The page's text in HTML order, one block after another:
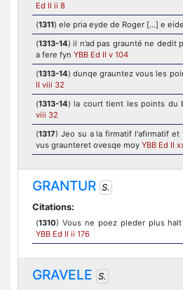
Ed II ii 8
(1311) ele pria eyde de Roger [...] e
(1313-14) il n’ad pas graunté ne dedit
a fere fyn YBB Ed II v 104
(1313-14) dunqe grauntez vous les
II viii 32
(1313-14) la court tient les points du
viii 32
(1317) Jeo su a la firmatif l'afirmatif et
vus graunteret ovesqe moy YBB Ed II
GRANTUR S.
Citations:
(1310) Vous ne poez pleder plus
YBB Ed II ii 176
GRAVELE S.